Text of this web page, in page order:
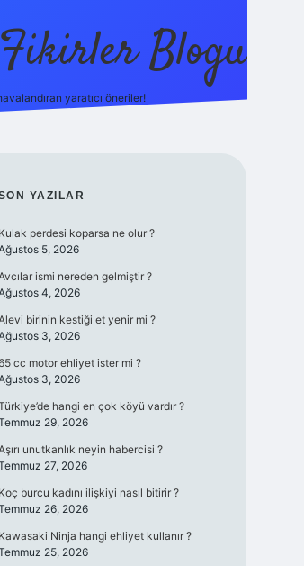
Blogu
yaratıcı öneriler!
YAZILAR
Kulak perdesi koparsa ne olur ?
5, 2026
ismi nereden gelmiştir ?
4, 2026
birinin kestiği et yenir mi ?
3, 2026
cc motor ehliyet ister mi ?
3, 2026
hangi en çok köyü vardır ?
29, 2026
unutkanlık neyin habercisi ?
27, 2026
Koç burcu kadını ilişkiyi nasıl bitirir ?
26, 2026
Kawasaki Ninja hangi ehliyet kullanır ?
25, 2026